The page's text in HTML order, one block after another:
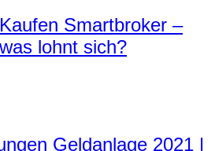
Smartbroker –
lohnt sich?
Geldanlage 2021 |